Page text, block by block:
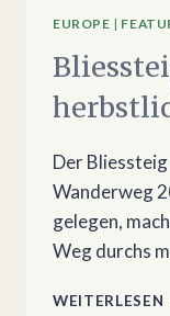
EUROPE |
Der
Wanderweg
gelegen,
Weg durchs
WEITERLESEN